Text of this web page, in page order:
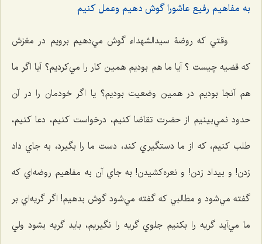
به مفاهيم رفيع عاشورا گوش دهيم وعمل كنيم
وقتي كه روضۀ سيدالشهداء گوش مي‌دهيم برويم در مغزش
که قضيه چیست ؟ آيا ما هم بوديم همين كار را مي‌كرديم؟ آيا اگر ما
هم آنجا بوديم در همين وضعيت بوديم؟ يا اگر خودمان را در آن
حدود نمي‌بينيم از حضرت تقاضا كنيم، درخواست كنيم، دعا كنيم،
طلب كنيم، كه از ما دستگيري كند، دست ما را بگيرد، به جاي داد
زدن! و بيداد زدن! و نعره‌كشيدن! به جاي آن به مفاهيم روضه‌اي كه
گفته مي‌شود و مطالبي كه گفته مي‌شود گوش بدهيم! اگر گريه‌اي بر
ما مي‌آيد گريه را بكنيم جلوي گريه را نگيريم، بايد گريه بشود ولي